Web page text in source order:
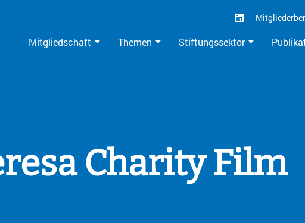
Mitgliedschaft Themen Stiftungssektor
Charity Film